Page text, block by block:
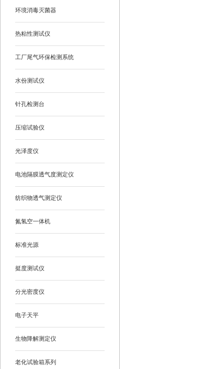
环境消毒灭菌器
热粘性测试仪
工厂尾气环保检测系统
水份测试仪
针孔检测台
压缩试验仪
光泽度仪
电池隔膜透气度测定仪
纺织物透气测定仪
氮氢空一体机
标准光源
挺度测试仪
分光密度仪
电子天平
生物降解测定仪
老化试验箱系列